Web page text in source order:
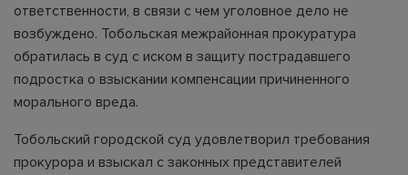
ответственности, в связи с чем уголовное дело не
возбуждено. Тобольская межрайонная прокуратура
обратилась в суд с иском в защиту пострадавшего
подростка о взыскании компенсации причиненного
морального вреда.
Тобольский городской суд удовлетворил требования
прокурора и взыскал с законных представителей